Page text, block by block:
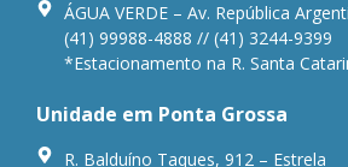
ÁGUA VERDE – Av. República
(41) 99988-4888 // (41) 3244-9399
*Estacionamento na R. Santa
Unidade em Ponta Grossa
R. Balduíno Taques, 912 – Estrela